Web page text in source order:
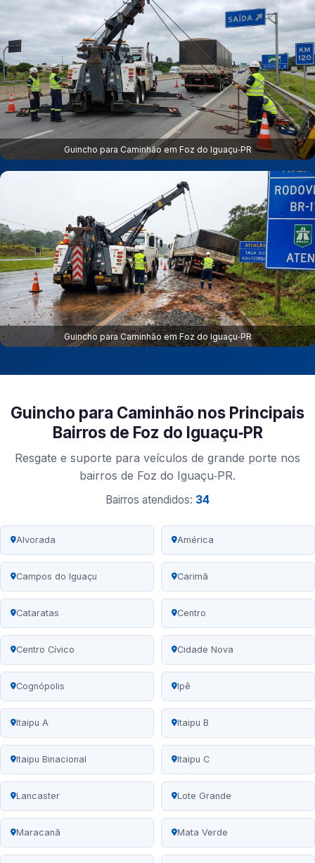
Guincho para Caminhão em Foz do Iguaçu‑PR
Guincho para Caminhão em Foz do Iguaçu‑PR
Guincho para Caminhão nos Principais
Bairros de Foz do Iguaçu‑PR
Resgate e suporte para veículos de grande porte nos
bairros de Foz do Iguaçu‑PR.
Bairros atendidos: 34
Alvorada América
Campos do Iguaçu Carimã
Cataratas Centro
Centro Cívico Cidade Nova
Cognópolis Ipê
Itaipu A Itaipu B
Itaipu Binacional Itaipu C
Lancaster Lote Grande
Maracanã Mata Verde